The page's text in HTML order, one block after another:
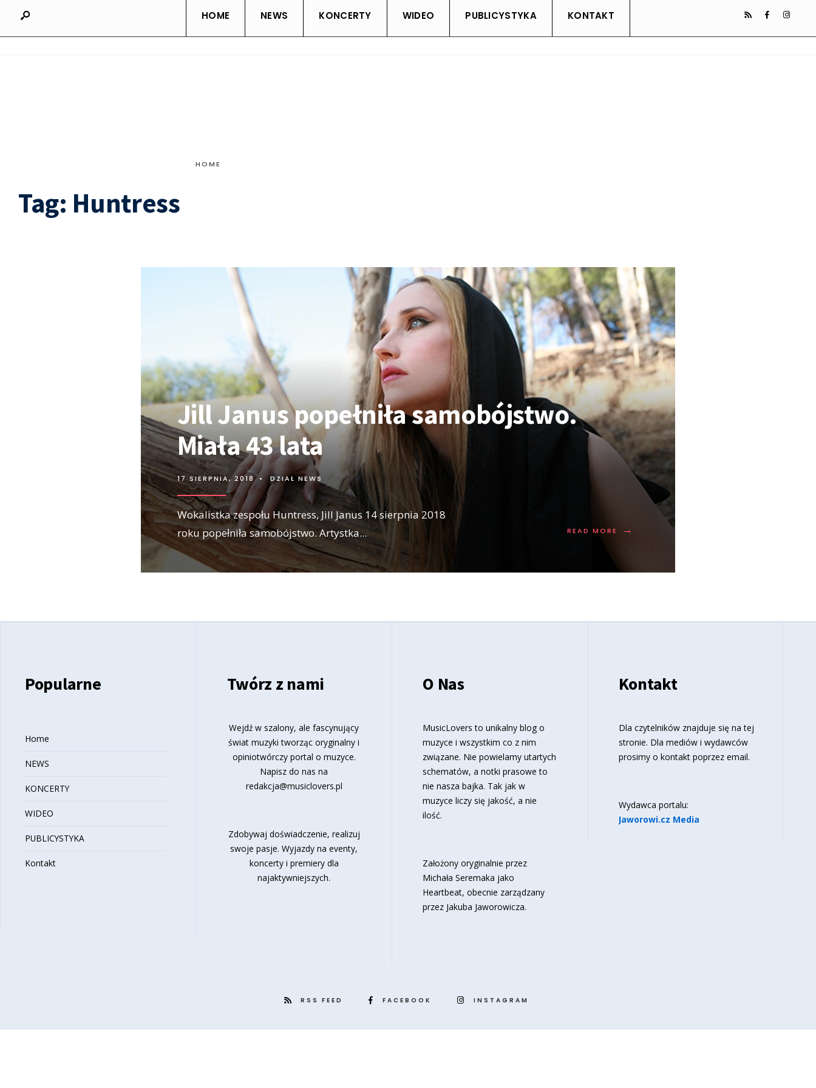
HOME NEWS KONCERTY WIDEO PUBLICYSTYKA KONTAKT
HOME
Tag: Huntress
Jill Janus popełniła samobójstwo.
Miała 43 lata
17 SIERPNIA, 2018 • DZIAŁ NEWS
Wokalistka zespołu Huntress, Jill Janus 14 sierpnia 2018
roku popełniła samobójstwo. Artystka... READ MORE →
Popularne
Home
NEWS
KONCERTY
WIDEO
PUBLICYSTYKA
Kontakt
Twórz z nami
Wejdź w szalony, ale fascynujący
świat muzyki tworząc oryginalny i
opiniotwórczy portal o muzyce.
Napisz do nas na
redakcja@musiclovers.pl
Zdobywaj doświadczenie, realizuj
swoje pasje. Wyjazdy na eventy,
koncerty i premiery dla
najaktywniejszych.
O Nas
MusicLovers to unikalny blog o
muzyce i wszystkim co z nim
związane. Nie powielamy utartych
schematów, a notki prasowe to
nie nasza bajka. Tak jak w
muzyce liczy się jakość, a nie
ilość.
Założony oryginalnie przez
Michała Seremaka jako
Heartbeat, obecnie zarządzany
przez Jakuba Jaworowicza.
Kontakt
Dla czytelników znajduje się na tej
stronie. Dla mediów i wydawców
prosimy o kontakt poprzez email.
Wydawca portalu:
Jaworowi.cz Media
RSS FEED FACEBOOK INSTAGRAM